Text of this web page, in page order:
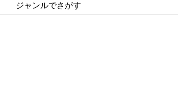
ジャンルでさがす